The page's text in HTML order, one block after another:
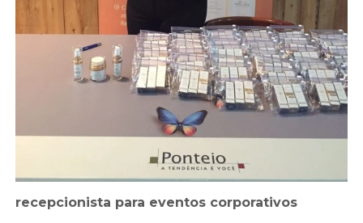
recepcionista para eventos corporativos